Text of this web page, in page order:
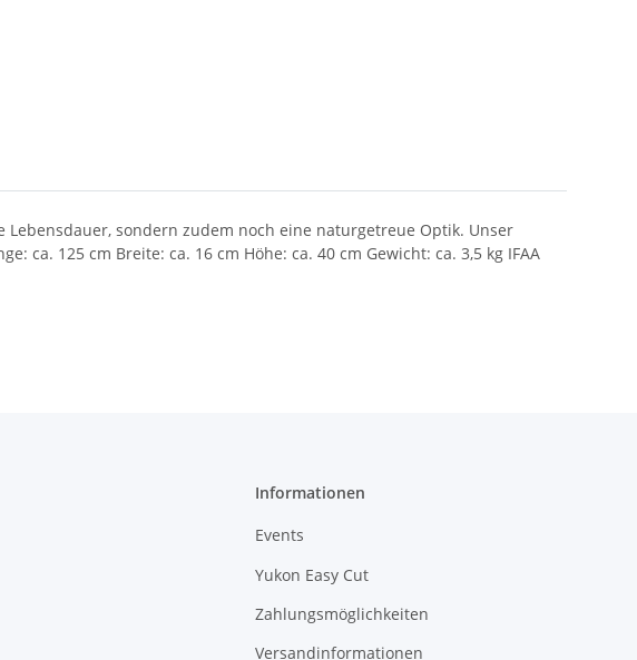
sondern zudem noch eine naturgetreue Optik. Unser
ca. 125 cm Breite: ca. 16 cm Höhe: ca. 40 cm Gewicht: ca. 3,5 kg IFAA
Informationen
Events
Yukon Easy Cut
Zahlungsmöglichkeiten
Versandinformationen